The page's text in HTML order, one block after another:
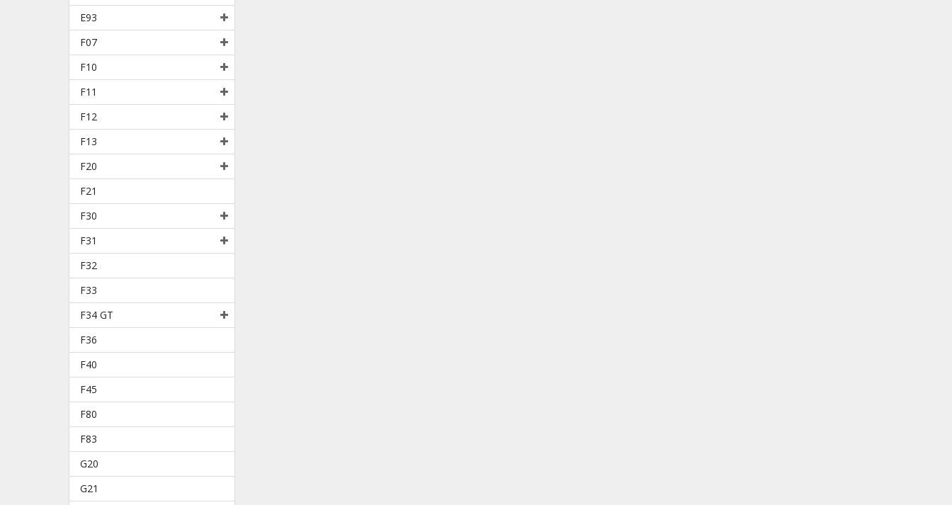
E93
F07
F10
F11
F12
F13
F20
F21
F30
F31
F32
F33
F34 GT
F36
F40
F45
F80
F83
G20
G21